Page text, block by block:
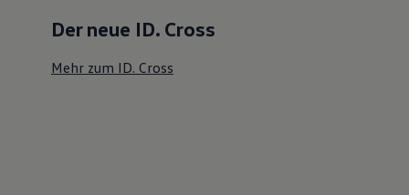
Der neue ID. Cross
Mehr zum ID. Cross